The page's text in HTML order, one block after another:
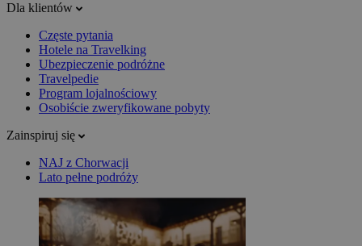
Dla klientów
Częste pytania
Hotele na Travelking
Ubezpieczenie podróżne
Travelpedie
Program lojalnościowy
Osobiście zweryfikowane pobyty
Zainspiruj się
NAJ z Chorwacji
Lato pełne podróży